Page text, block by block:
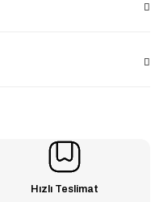
Hızlı Teslimat